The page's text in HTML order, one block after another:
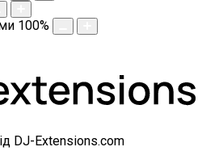
100%
DJ-Extensions.com